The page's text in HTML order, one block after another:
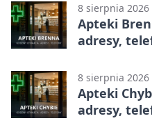
8 sierpnia 2026
Apteki
adresy,
8 sierpnia 2026
Apteki
adresy,